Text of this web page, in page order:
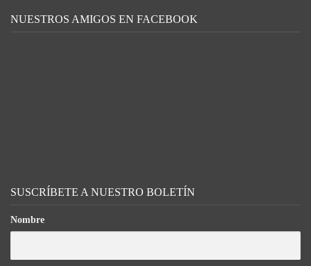
NUESTROS AMIGOS EN FACEBOOK
SUSCRÍBETE A NUESTRO BOLETÍN
Nombre